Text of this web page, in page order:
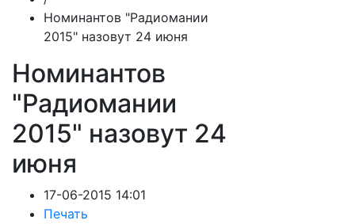
Номинантов "Радиомании
2015" назовут 24 июня
Номинантов
"Радиомании
2015" назовут 24
июня
17-06-2015 14:01
Печать